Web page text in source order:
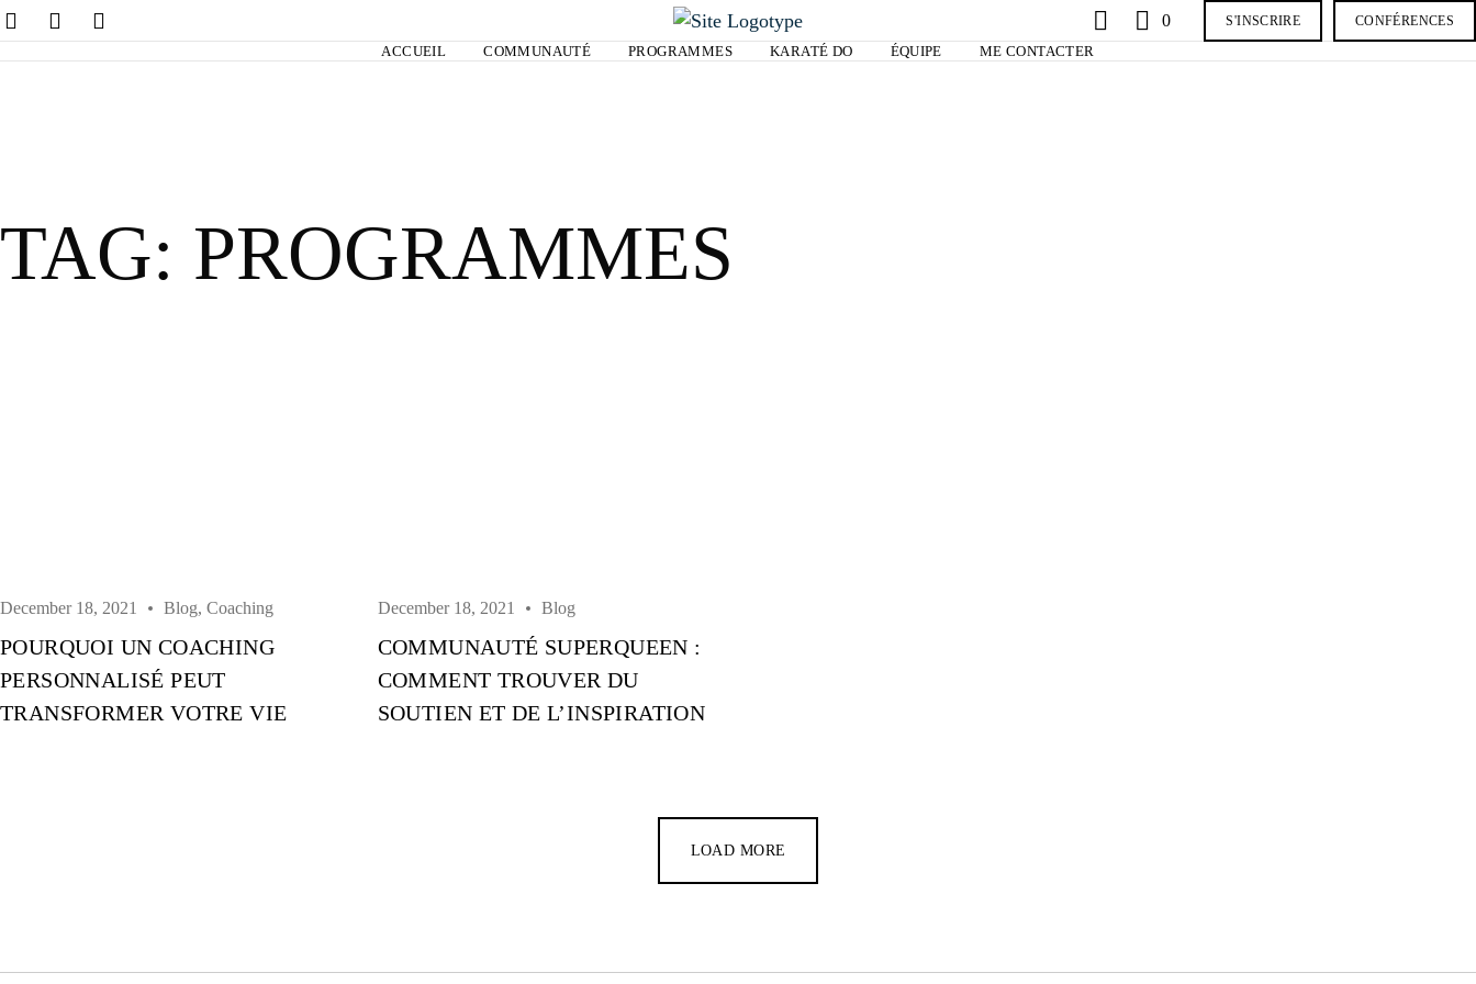
0 S'INSCRIRE CONFÉRENCES
ACCUEIL COMMUNAUTÉ PROGRAMMES KARATÉ DO ÉQUIPE ME CONTACTER
TAG: PROGRAMMES
December 18, 2021 Blog, Coaching
POURQUOI UN COACHING
PERSONNALISÉ PEUT
TRANSFORMER VOTRE VIE
December 18, 2021 Blog
COMMUNAUTÉ SUPERQUEEN :
COMMENT TROUVER DU
SOUTIEN ET DE L’INSPIRATION
LOAD MORE
Password *
Don’t have an account?